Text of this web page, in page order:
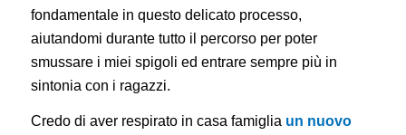
fondamentale in questo delicato processo,
aiutandomi durante tutto il percorso per poter
smussare i miei spigoli ed entrare sempre più in
sintonia con i ragazzi.
Credo di aver respirato in casa famiglia un nuovo